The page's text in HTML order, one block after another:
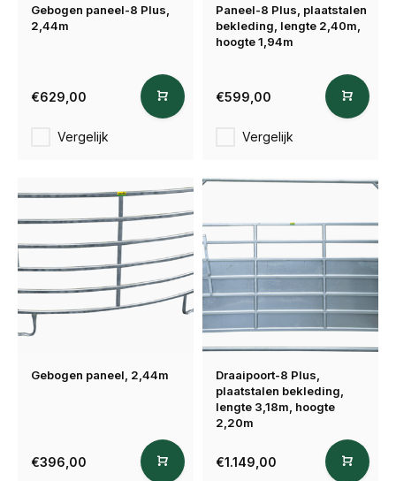
Gebogen paneel-8 Plus,
2,44m
€629,00
Vergelijk
Paneel-8 Plus, plaatstalen
bekleding, lengte 2,40m,
hoogte 1,94m
€599,00
Vergelijk
Gebogen paneel, 2,44m
€396,00
Draaipoort-8 Plus,
plaatstalen bekleding,
lengte 3,18m, hoogte
2,20m
€1.149,00